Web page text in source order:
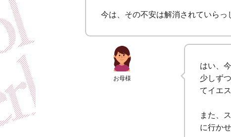
今は、その不安は解消されていらっ
お母様
はい、
少しず
てイエ
また、
に行か